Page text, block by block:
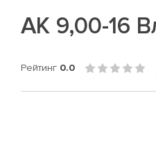
АК 9,00-16
Рейтинг 0.0